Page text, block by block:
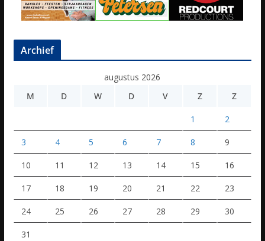
Archief
augustus 2026
M
D W D V Z Z
1 2
3 4 5 6 7 8 9
10 11 12 13 14 15 16
17 18 19 20 21 22 23
24 25 26 27 28 29 30
31